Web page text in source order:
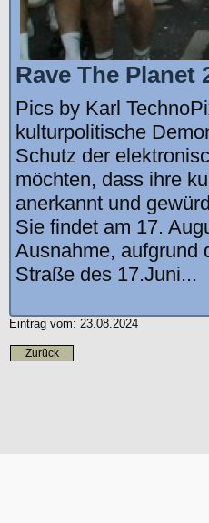
Rave The Planet
Pics by Karl
kulturpolitische
Schutz der
möchten, dass ihre
anerkannt und
Sie findet am 17.
Ausnahme, aufgrund
Straße des 17.Juni...
Eintrag vom: 23.08.2024